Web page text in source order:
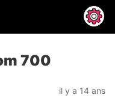
700
il y a 14 ans